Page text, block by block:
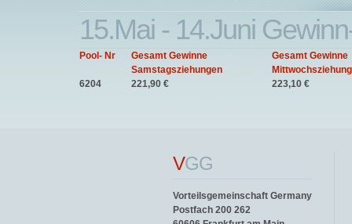
15.Mai - 14.Juni
Pool- Nr
Gesamt Gewinne
Samstagsziehungen
Gesamt Gewinne
6204
221,90 € 223,10 €
VGG
Vorteilsgemeinschaft Germany
Postfach 200 262